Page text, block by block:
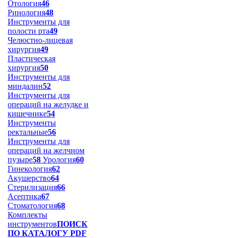
Отология46
Ринология48
Инструменты для
полости рта49
Челюстно-лицевая
хирургия49
Пластическая
хирургия50
Инструменты для
миндалин52
Инструменты для
операций на желудке и
кишечнике54
Инструменты
ректальные56
Инструменты для
операций на желчном
пузыре58 Урология60
Гинекология62
Акушерство64
Стерилизация66
Асептика67
Стоматология68
Комплекты
инструментовПОИСК
ПО КАТАЛОГУ PDF